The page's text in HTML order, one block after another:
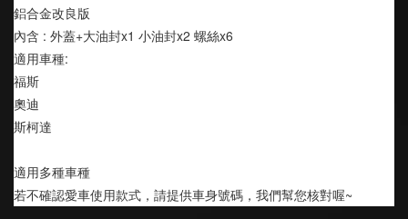
鋁合金改良版
內含 : 外蓋+大油封x1 小油封x2 螺絲x6
適用車種:
福斯
奧迪
斯柯達
適用多種車種
若不確認愛車使用款式，請提供車身號碼，我們幫您核對喔~